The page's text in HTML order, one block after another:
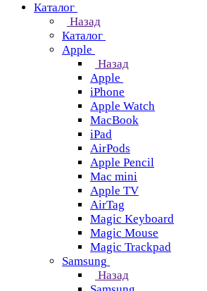
Каталог
Назад
Каталог
Apple
Назад
Apple
iPhone
Apple Watch
MacBook
iPad
AirPods
Apple Pencil
Mac mini
Apple TV
AirTag
Magic Keyboard
Magic Mouse
Magic Trackpad
Samsung
Назад